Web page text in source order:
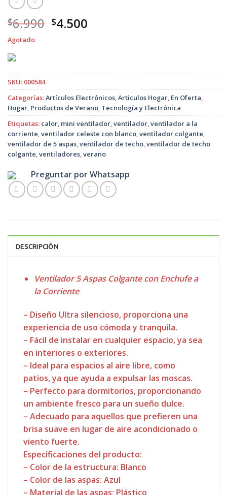
$6.990 El
$6.990.
$4.500
$4.500.
Agotado
SKU: 000584
Categorías:Artículos Electrónicos,Articulos Hogar, En Oferta,
Hogar, Productos de Verano, Tecnología y Electrónica
Etiquetas: calor, mini ventilador,ventilador,ventilador a la
corriente,ventilador celeste con blanco,ventilador colgante,
ventilador de 5 aspas,ventilador de techo,ventilador de techo
colgante,ventiladores,verano
Preguntar por Whatsapp
DESCRIPCIÓN
Ventilador 5 Aspas Colgante con Enchufe a
la Corriente
– Diseño Ultra silencioso, proporciona una
experiencia de uso cómoda y tranquila.
– Fácil de instalar en cualquier espacio, ya sea
en interiores o exteriores.
– Ideal para espacios al aire libre, como
patios, ya que ayuda a expulsar las moscas.
– Perfecto para dormitorios, proporcionando
un ambiente fresco para un sueño dulce.
– Adecuado para aquellos que prefieren una
brisa suave en lugar de aire acondicionado o
viento fuerte.
Especificaciones del producto:
– Color de la estructura: Blanco
– Color de las aspas: Azul
– Material de las aspas: Plástico